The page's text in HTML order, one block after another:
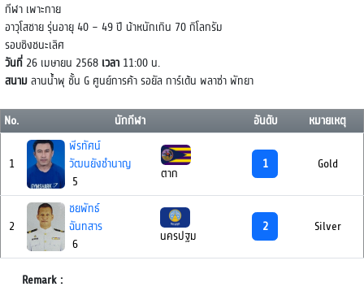
กีฬา เพาะกาย
อาวุโสชาย รุ่นอายุ 40 – 49 ปี น้าหนักเกิน 70 กิโลกรัม
รอบชิงชนะเลิศ
วันที่26 เมษายน 2568 เวลา11:00 น.
สนามลานน้ำพุ ชั้น G ศูนย์การค้า รอยัล การ์เด้น พลาซ่า พัทยา
No. นักกีฬา อันดับ หมายเหตุ
1
พีรทัศน์
วัฒนยังชำนาญ
5
ตาก
1 Gold
2
ชยพัทธ์
ฉันทสาร
6
นครปฐม
2 Silver
Remark :